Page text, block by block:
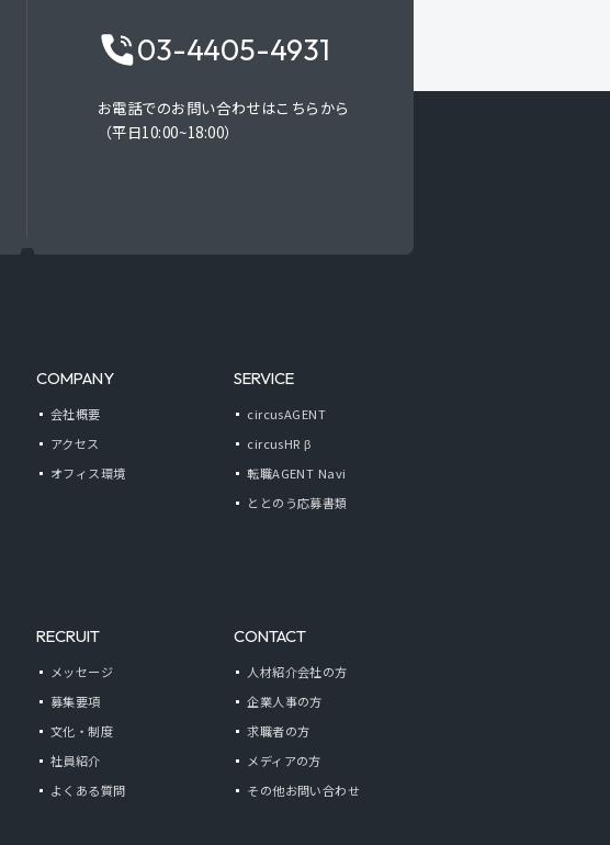
03-4405-4931
お電話でのお問い合わせはこちらから
（平日10:00~18:00）
COMPANY
会社概要
アクセス
オフィス環境
SERVICE
circusAGENT
circusHR β
転職AGENT Navi
ととのう応募書類
RECRUIT
メッセージ
募集要項
文化・制度
社員紹介
よくある質問
CONTACT
人材紹介会社の方
企業人事の方
求職者の方
メディアの方
その他お問い合わせ